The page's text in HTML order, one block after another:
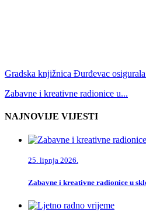
Gradska knjižnica Đurđevac
Zabavne i kreativne radionice u...
NAJNOVIJE VIJESTI
25. lipnja 2026.
Zabavne i kreativne radionice u